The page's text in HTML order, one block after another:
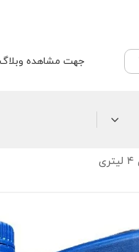
جهت مشاهده